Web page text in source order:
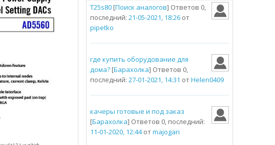
T25s80[Поиск аналогов] Ответов 0,
последний: 21-05-2021, 18:26от
pipetko
где купить оборудование для
дома?[Барахолка] Ответов 0,
последний: 27-01-2021, 14:31 отHelen0409
качеры готовые и под заказ
[Барахолка] Ответов 0, последний:
11-01-2020, 12:44отmajogari